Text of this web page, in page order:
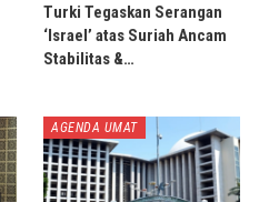
Turki Tegaskan Serangan
‘Israel’ atas Suriah Ancam
Stabilitas &…
AGENDA UMAT